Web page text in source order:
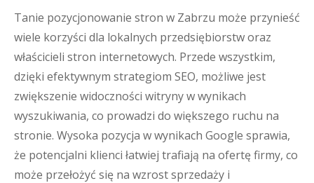
Tanie pozycjonowanie stron w Zabrzu może przynieść
wiele korzyści dla lokalnych przedsiębiorstw oraz
właścicieli stron internetowych. Przede wszystkim,
dzięki efektywnym strategiom SEO, możliwe jest
zwiększenie widoczności witryny w wynikach
wyszukiwania, co prowadzi do większego ruchu na
stronie. Wysoka pozycja w wynikach Google sprawia,
że potencjalni klienci łatwiej trafiają na ofertę firmy, co
może przełożyć się na wzrost sprzedaży i